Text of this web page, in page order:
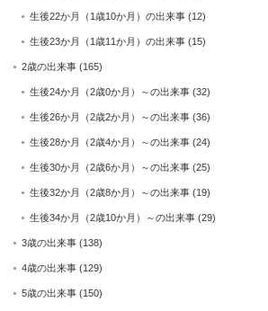
生後22か月（1歳10か月）の出来事 (12)
生後23か月（1歳11か月）の出来事 (15)
2歳の出来事 (165)
生後24か月（2歳0か月）～の出来事 (32)
生後26か月（2歳2か月）～の出来事 (36)
生後28か月（2歳4か月）～の出来事 (24)
生後30か月（2歳6か月）～の出来事 (25)
生後32か月（2歳8か月）～の出来事 (19)
生後34か月（2歳10か月）～の出来事 (29)
3歳の出来事 (138)
4歳の出来事 (129)
5歳の出来事 (150)